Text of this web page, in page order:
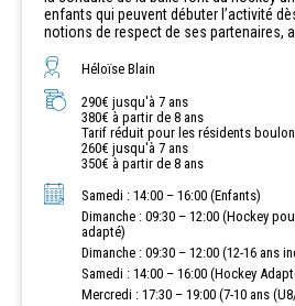
enfants qui peuvent débuter l’activité
notions de respect de ses partenaires,
excellence. Les entrainements se font
plutôt sur gazon afin de rencontrer un
de France. Inscription possible en cours d'année, après un cours
d'essai et sous réserve des places
Héloïse Blain
290€ jusqu'à 7 ans
380€ à partir de 8 ans
Tarif réduit pour les résidents
260€ jusqu'à 7 ans
350€ à partir de 8 ans
Samedi : 14:00 – 16:00 (Enfants)
Dimanche : 09:30 – 12:00 (Hockey
adapté)
Dimanche : 09:30 – 12:00 (12-16 ans
Samedi : 14:00 – 16:00 (Hockey
Mercredi : 17:30 – 19:00 (7-10 ans